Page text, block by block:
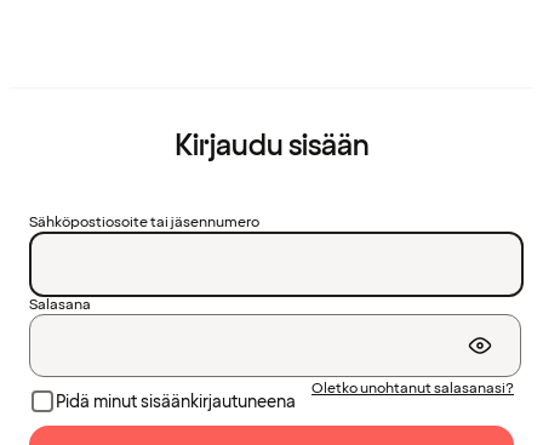
Kirjaudu sisään
Sähköpostiosoite tai jäsennumero
Salasana
Pidä minut sisäänkirjautuneena
Oletko unohtanut salasanasi?